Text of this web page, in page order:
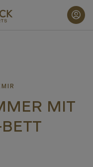
MIT